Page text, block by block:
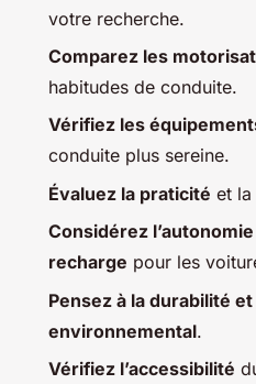
votre recherche.
Comparez les
habitudes de conduite.
Vérifiez les
conduite plus sereine.
Évaluez la praticité et
Considérez
recharge pour les
Pensez à la durabilité et
environnemental.
Vérifiez l’accessibilité